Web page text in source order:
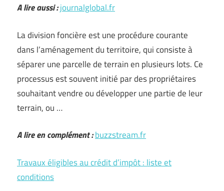
A lire aussi :journalglobal.fr
La division foncière est une procédure courante
dans l’aménagement du territoire, qui consiste à
séparer une parcelle de terrain en plusieurs lots. Ce
processus est souvent initié par des propriétaires
souhaitant vendre ou développer une partie de leur
terrain, ou …
A lire en complément :buzzstream.fr
Travaux éligibles au crédit d’impôt : liste et
conditions